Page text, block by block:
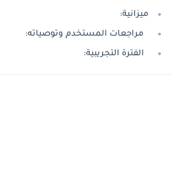
ميزانية:
مراجعات المستخدم وتوصياته:
الفترة التجريبية: